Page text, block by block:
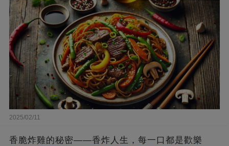
2025/02/11
香脆炸雞的秘密——香炸人生，每一口都是歡樂